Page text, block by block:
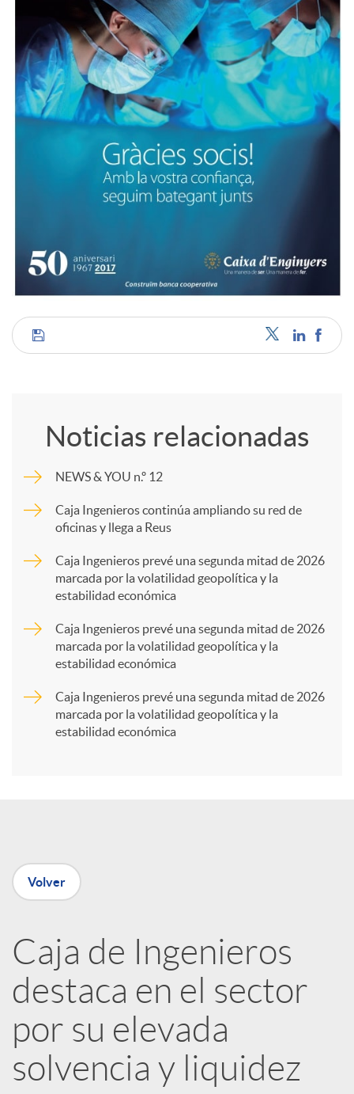
C
p
a
n
e
d
e
Noticias relacionadas
NEWS & YOU n.º 12
Caja Ingenieros continúa ampliando su red de
oficinas y llega a Reus
Caja Ingenieros prevé una segunda mitad de 2026
marcada por la volatilidad geopolítica y la
estabilidad económica
Caja Ingenieros prevé una segunda mitad de 2026
marcada por la volatilidad geopolítica y la
estabilidad económica
Caja Ingenieros prevé una segunda mitad de 2026
marcada por la volatilidad geopolítica y la
estabilidad económica
Volver
Caja de Ingenieros
destaca en el sector
por su elevada
solvencia y liquidez